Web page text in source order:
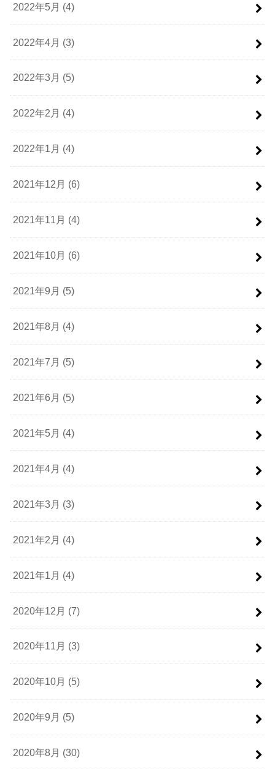
2022年5月 (4)
2022年4月 (3)
2022年3月 (5)
2022年2月 (4)
2022年1月 (4)
2021年12月 (6)
2021年11月 (4)
2021年10月 (6)
2021年9月 (5)
2021年8月 (4)
2021年7月 (5)
2021年6月 (5)
2021年5月 (4)
2021年4月 (4)
2021年3月 (3)
2021年2月 (4)
2021年1月 (4)
2020年12月 (7)
2020年11月 (3)
2020年10月 (5)
2020年9月 (5)
2020年8月 (30)